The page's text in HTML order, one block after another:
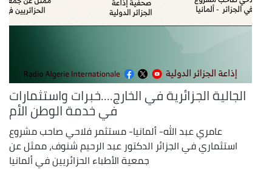
الجالية الجزائرية في الخارج....خبرات واستثمارات
في خدمة الوطن الأم
عامري عبد الله- ألمانيا- مستثمر فلاحي صاحب مشروع
استثماري في الجزائر الدكتور عبد الرحيم شنوف، ممثل عن
جمعية الأطباء الحزائريين في ألمانيا